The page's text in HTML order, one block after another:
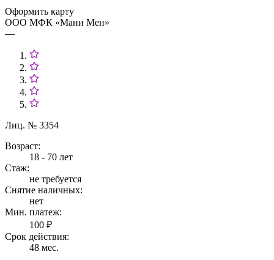
Оформить карту
ООО МФК «Мани Мен»
—
Лиц. № 3354
Возраст:
18 - 70 лет
Стаж:
не требуется
Снятие наличных:
нет
Мин. платеж:
100 ₽
Срок действия:
48 мес.